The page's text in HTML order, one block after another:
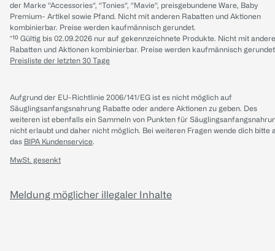
der Marke “Accessories“, “Tonies“, “Mavie“, preisgebundene Ware, Baby
Premium- Artikel sowie Pfand. Nicht mit anderen Rabatten und Aktionen
kombinierbar. Preise werden kaufmännisch gerundet.
*¹⁰ Gültig bis 02.09.2026 nur auf gekennzeichnete Produkte. Nicht mit
Rabatten und Aktionen kombinierbar. Preise werden kaufmännisch
Preisliste der letzten 30 Tage
Aufgrund der EU-Richtlinie 2006/141/EG ist es nicht möglich auf
Säuglingsanfangsnahrung Rabatte oder andere Aktionen zu geben. Des
weiteren ist ebenfalls ein Sammeln von Punkten für
nicht erlaubt und daher nicht möglich. Bei weiteren Fragen wende dich bitte
das BIPA Kundenservice.
MwSt. gesenkt
Meldung möglicher illegaler Inhalte